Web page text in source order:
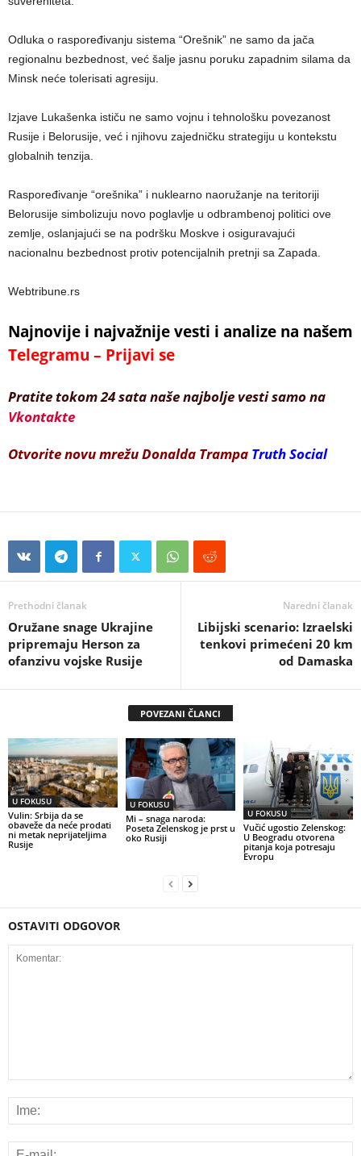
Odluka o raspoređivanju sistema “Orešnik” ne samo da jača
regionalnu bezbednost, već šalje jasnu poruku zapadnim silama da
Minsk neće tolerisati agresiju.
Izjave Lukašenka ističu ne samo vojnu i tehnološku povezanost
Rusije i Belorusije, već i njihovu zajedničku strategiju u kontekstu
globalnih tenzija.
Raspoređivanje “orešnika” i nuklearno naoružanje na teritoriji
Belorusije simbolizuju novo poglavlje u odbrambenoj politici ove
zemlje, oslanjajući se na podršku Moskve i osiguravajući
nacionalnu bezbednost protiv potencijalnih pretnji sa Zapada.
Webtribune.rs
Najnovije i najvažnije vesti i analize na našem
Telegramu – Prijavi se
Pratite tokom 24 sata naše najbolje vesti samo na
Vkontakte
Otvorite novu mrežu Donalda Trampa Truth Social
Prethodni članak
Oružane snage Ukrajine
pripremaju Herson za
ofanzivu vojske Rusije
Naredni članak
Libijski scenario: Izraelski
tenkovi primećeni 20 km
od Damaska
POVEZANI ČLANCI
U FOKUSU
Vulin: Srbija da se
obaveže da neće prodati
ni metak neprijateljima
Rusije
U FOKUSU
Mi – snaga naroda:
Poseta Zelenskog je prst u
oko Rusiji
U FOKUSU
Vučić ugostio Zelenskog:
U Beogradu otvorena
pitanja koja potresaju
Evropu
OSTAVITI ODGOVOR